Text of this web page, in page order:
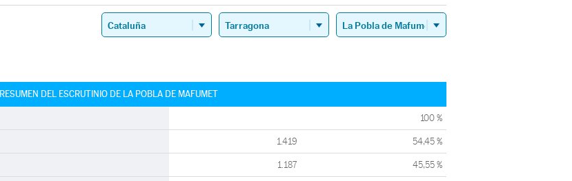
RESUMEN DEL ESCRUTINIO DE LA POBLA DE MAFUMET
100 %
1.419 54,45 %
1.187 45,55 %